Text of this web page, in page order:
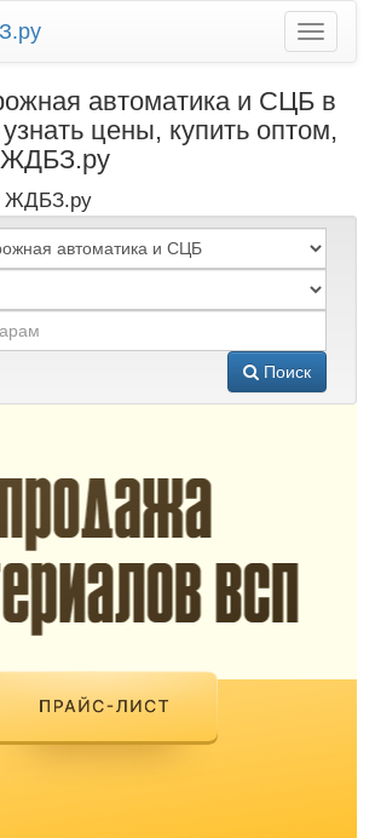
автоматика и СЦБ в
цены, купить оптом,
ЖДБЗ.ру
ЖДБЗ.ру
Поиск